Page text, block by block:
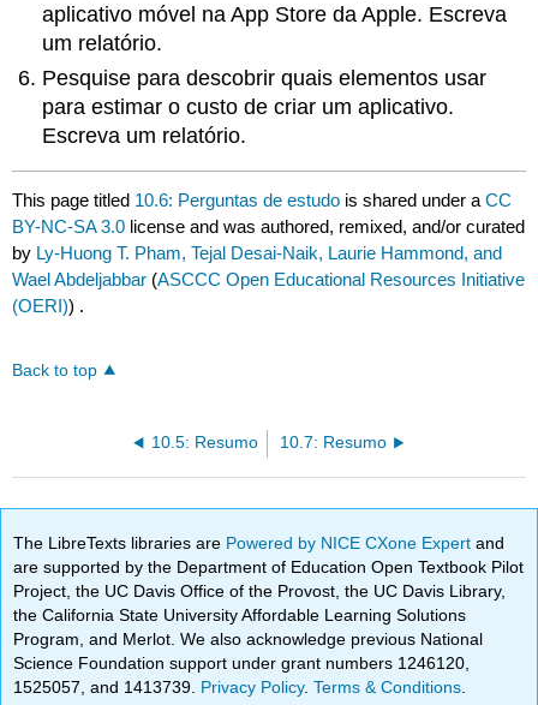
aplicativo móvel na App Store da Apple. Escreva
um relatório.
Pesquise para descobrir quais elementos usar
para estimar o custo de criar um aplicativo.
Escreva um relatório.
This page titled 10.6: Perguntas de estudo is shared under aCC
BY-NC-SA 3.0 license and was authored, remixed, and/or curated
by Ly-Huong T. Pham, Tejal Desai-Naik, Laurie Hammond, and
Wael Abdeljabbar (ASCCC Open Educational Resources Initiative
(OERI)) .
Back to top
10.5: Resumo 10.7: Resumo
The LibreTexts libraries are Powered by NICE CXone Expertand
are supported by the Department of Education Open Textbook Pilot
Project, the UC Davis Office of the Provost, the UC Davis Library,
the California State University Affordable Learning Solutions
Program, and Merlot. We also acknowledge previous National
Science Foundation support under grant numbers 1246120,
1525057, and 1413739. Privacy Policy.Terms & Conditions